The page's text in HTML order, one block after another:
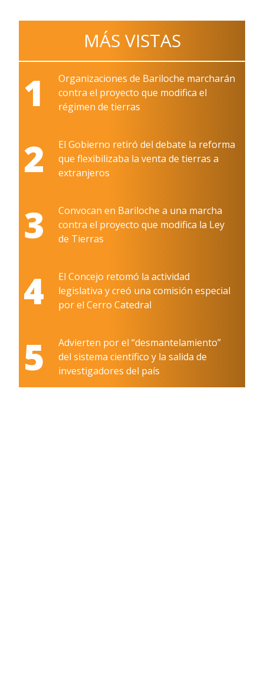
MÁS VISTAS
1
Organizaciones de Bariloche marcharán
contra el proyecto que modifica el
régimen de tierras
2
El Gobierno retiró del debate la reforma
que flexibilizaba la venta de tierras a
extranjeros
3
Convocan en Bariloche a una marcha
contra el proyecto que modifica la Ley
de Tierras
4
El Concejo retomó la actividad
legislativa y creó una comisión especial
por el Cerro Catedral
5
Advierten por el “desmantelamiento”
del sistema científico y la salida de
investigadores del país